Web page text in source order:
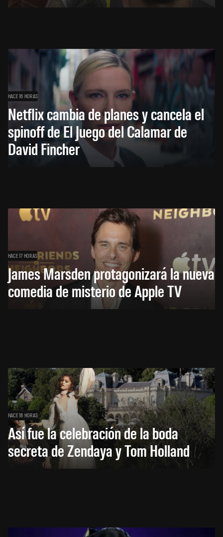
HACE 16 HORAS
Netflix cambia de planes y cancela el
spinoff de El Juego del Calamar de
David Fincher
HACE 17 HORAS
James Marsden protagonizará la nueva
comedia de misterio de Apple TV
HACE 18 HORAS
Así fue la celebración de la boda
secreta de Zendaya y Tom Holland